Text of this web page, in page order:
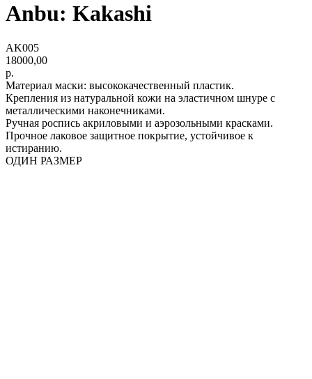
Anbu: Kakashi
AK005
18000,00
р.
Материал маски: высококачественный пластик.
Крепления из натуральной кожи на эластичном шнуре с
металлическими наконечниками.
Ручная роспись акриловыми и аэрозольными красками.
Прочное лаковое защитное покрытие, устойчивое к
истиранию.
ОДИН РАЗМЕР